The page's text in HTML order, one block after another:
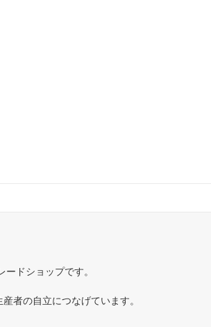
ドショップです。
者の自立につなげています。